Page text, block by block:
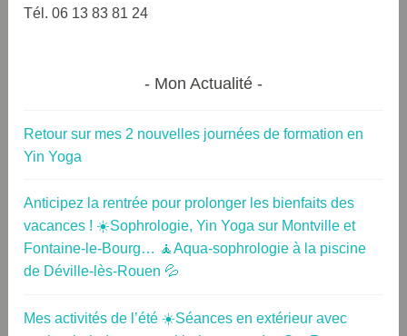
Tél. 06 13 83 81 24
Mon Actualité
Retour sur mes 2 nouvelles journées de formation en
Yin Yoga
Anticipez la rentrée pour prolonger les bienfaits des
vacances ! ☀️Sophrologie, Yin Yoga sur Montville et
Fontaine-le-Bourg… 🧘Aqua-sophrologie à la piscine
de Déville-lès-Rouen 💦
Mes activités de l’été ☀️Séances en extérieur avec